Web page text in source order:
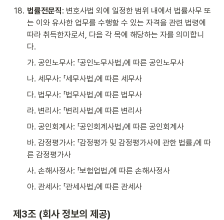
18. 법률전문직: 변호사법 외에 일정한 범위 내에서 법률사무 또
는 이와 유사한 업무를 수행할 수 있는 자격을 관련 법령에
따라 취득한자로서, 다음 각 목에 해당하는 자를 의미합니
다.
가. 공인노무사: 「공인노무사법」에 따른 공인노무사
나. 세무사: 「세무사법」에 따른 세무사
다. 법무사: 「법무사법」에 따른 법무사
라. 변리사: 「변리사법」에 따른 변리사
마. 공인회계사: 「공인회계사법」에 따른 공인회계사
바. 감정평가사: 「감정평가 및 감정평가사에 관한 법률」에 따
른 감정평가사
사. 손해사정사: 「보험업법」에 따른 손해사정사
아. 관세사: 「관세사법」에 따른 관세사
제3조 (회사 정보의 제공)